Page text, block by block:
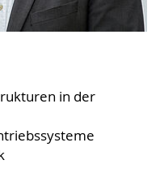
in der